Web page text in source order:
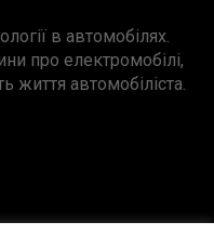
в автомобілях.
про електромобілі,
життя автомобіліста.